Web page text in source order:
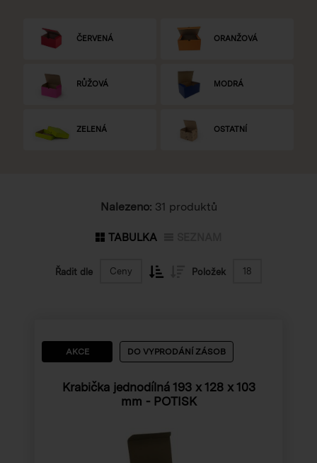
ČERVENÁ ORANŽOVÁ
RŮŽOVÁ MODRÁ
ZELENÁ OSTATNÍ
Nalezeno: 31 produktů
TABULKA
Řadit dle Ceny Položek 18
AKCE DO VYPRODÁNÍ ZÁSOB
Krabička jednodílná 193 x 128 x 103
mm - POTISK